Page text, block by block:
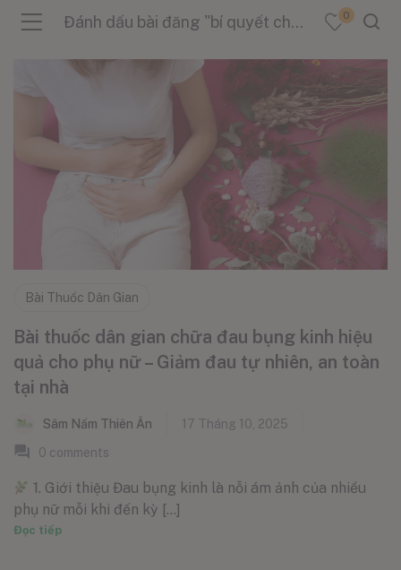
(Sản Phẩm )
(Danh Mục )
(Tin Tức )
Đánh dấu bài đăng "bí quyết chăm sóc sức khỏe phụ nữ" 0
Bài Thuốc Dân Gian
Bài thuốc dân gian chữa đau bụng kinh hiệu
quả cho phụ nữ – Giảm đau tự nhiên, an toàn
tại nhà
Sâm Nấm Thiên Ân
17 Tháng 10, 2025
0 comments
1. Giới thiệu Đau bụng kinh là nỗi ám ảnh của nhiều
phụ nữ mỗi khi đến kỳ [...]
Đọc tiếp